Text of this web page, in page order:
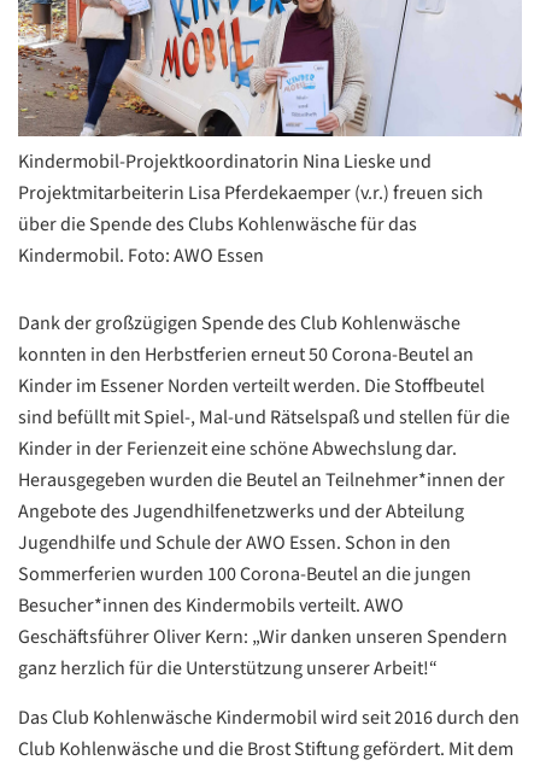
Kindermobil-Projektkoordinatorin Nina Lieske und
Projektmitarbeiterin Lisa Pferdekaemper (v.r.) freuen sich
über die Spende des Clubs Kohlenwäsche für das
Kindermobil. Foto: AWO Essen
Dank der großzügigen Spende des Club Kohlenwäsche
konnten in den Herbstferien erneut 50 Corona-Beutel an
Kinder im Essener Norden verteilt werden. Die Stoffbeutel
sind befüllt mit Spiel-, Mal-und Rätselspaß und stellen für die
Kinder in der Ferienzeit eine schöne Abwechslung dar.
Herausgegeben wurden die Beutel an Teilnehmer*innen der
Angebote des Jugendhilfenetzwerks und der Abteilung
Jugendhilfe und Schule der AWO Essen. Schon in den
Sommerferien wurden 100 Corona-Beutel an die jungen
Besucher*innen des Kindermobils verteilt. AWO
Geschäftsführer Oliver Kern: „Wir danken unseren Spendern
ganz herzlich für die Unterstützung unserer Arbeit!“
Das Club Kohlenwäsche Kindermobil wird seit 2016 durch den
Club Kohlenwäsche und die Brost Stiftung gefördert. Mit dem